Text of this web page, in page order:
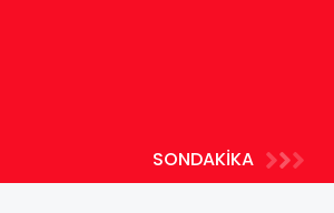
SONDAKİKA